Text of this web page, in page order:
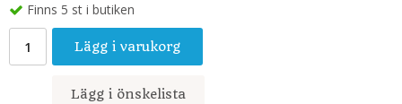
Finns 5 st i butiken
Lägg i varukorg
Lägg i önskelista